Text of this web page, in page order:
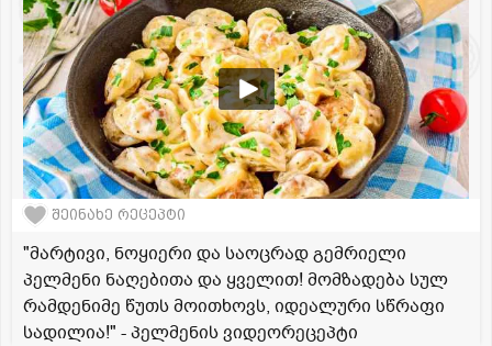
შეინახე რეცეპტი
"მარტივი, ნოყიერი და საოცრად გემრიელი
პელმენი ნაღებითა და ყველით! მომზადება სულ
რამდენიმე წუთს მოითხოვს, იდეალური სწრაფი
სადილია!" - პელმენის ვიდეორეცეპტი